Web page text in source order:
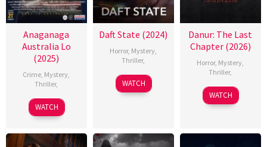
Anaganaga
Australia Lo
(2025)
Crime, Mystery,
Thriller,
WATCH
Daft State (2024)
Horror, Mystery,
Thriller,
WATCH
Danur: The Last
Chapter (2026)
Horror, Mystery,
Thriller,
WATCH